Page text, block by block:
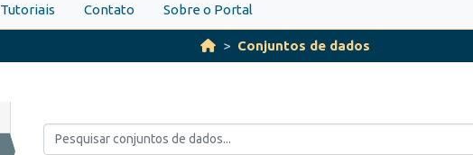
Tutoriais Contato Sobre o Portal
Conjuntos de dados